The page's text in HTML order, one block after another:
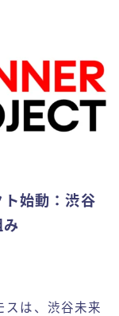
始動：渋谷
み
は、渋谷未来